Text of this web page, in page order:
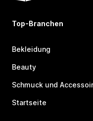
Top-Branchen
Bekleidung
Beauty
Schmuck und
Startseite